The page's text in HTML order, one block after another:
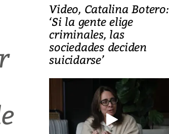
Video, Catalina Botero:
‘Si la gente elige
criminales, las
sociedades deciden
suicidarse’